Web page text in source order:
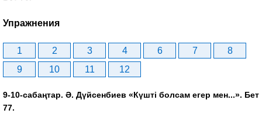
Упражнения
1 2 3 4 6 7
8
9
10 11 12
9-10-сабаңтар. Ә. Дүйсенбиев «Күшті болсам егер мен...». Бет
77.